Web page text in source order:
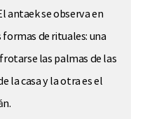
antaek se observa en
de rituales: una
las palmas de las
la casa y la otra es el